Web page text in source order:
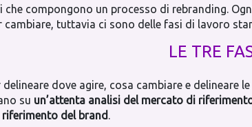
compongono un processo di rebranding.
tuttavia ci sono delle fasi di lavoro
LE TRE
dove agire, cosa cambiare e delineare
su un’attenta analisi del mercato di
del brand .